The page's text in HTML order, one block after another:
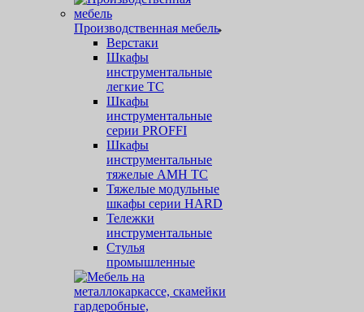
Производственная мебель
Верстаки
Шкафы
инструментальные
легкие ТС
Шкафы
инструментальные
серии PROFFI
Шкафы
инструментальные
тяжелые AMH TC
Тяжелые модульные
шкафы серии HARD
Тележки
инструментальные
Стулья
промышленные